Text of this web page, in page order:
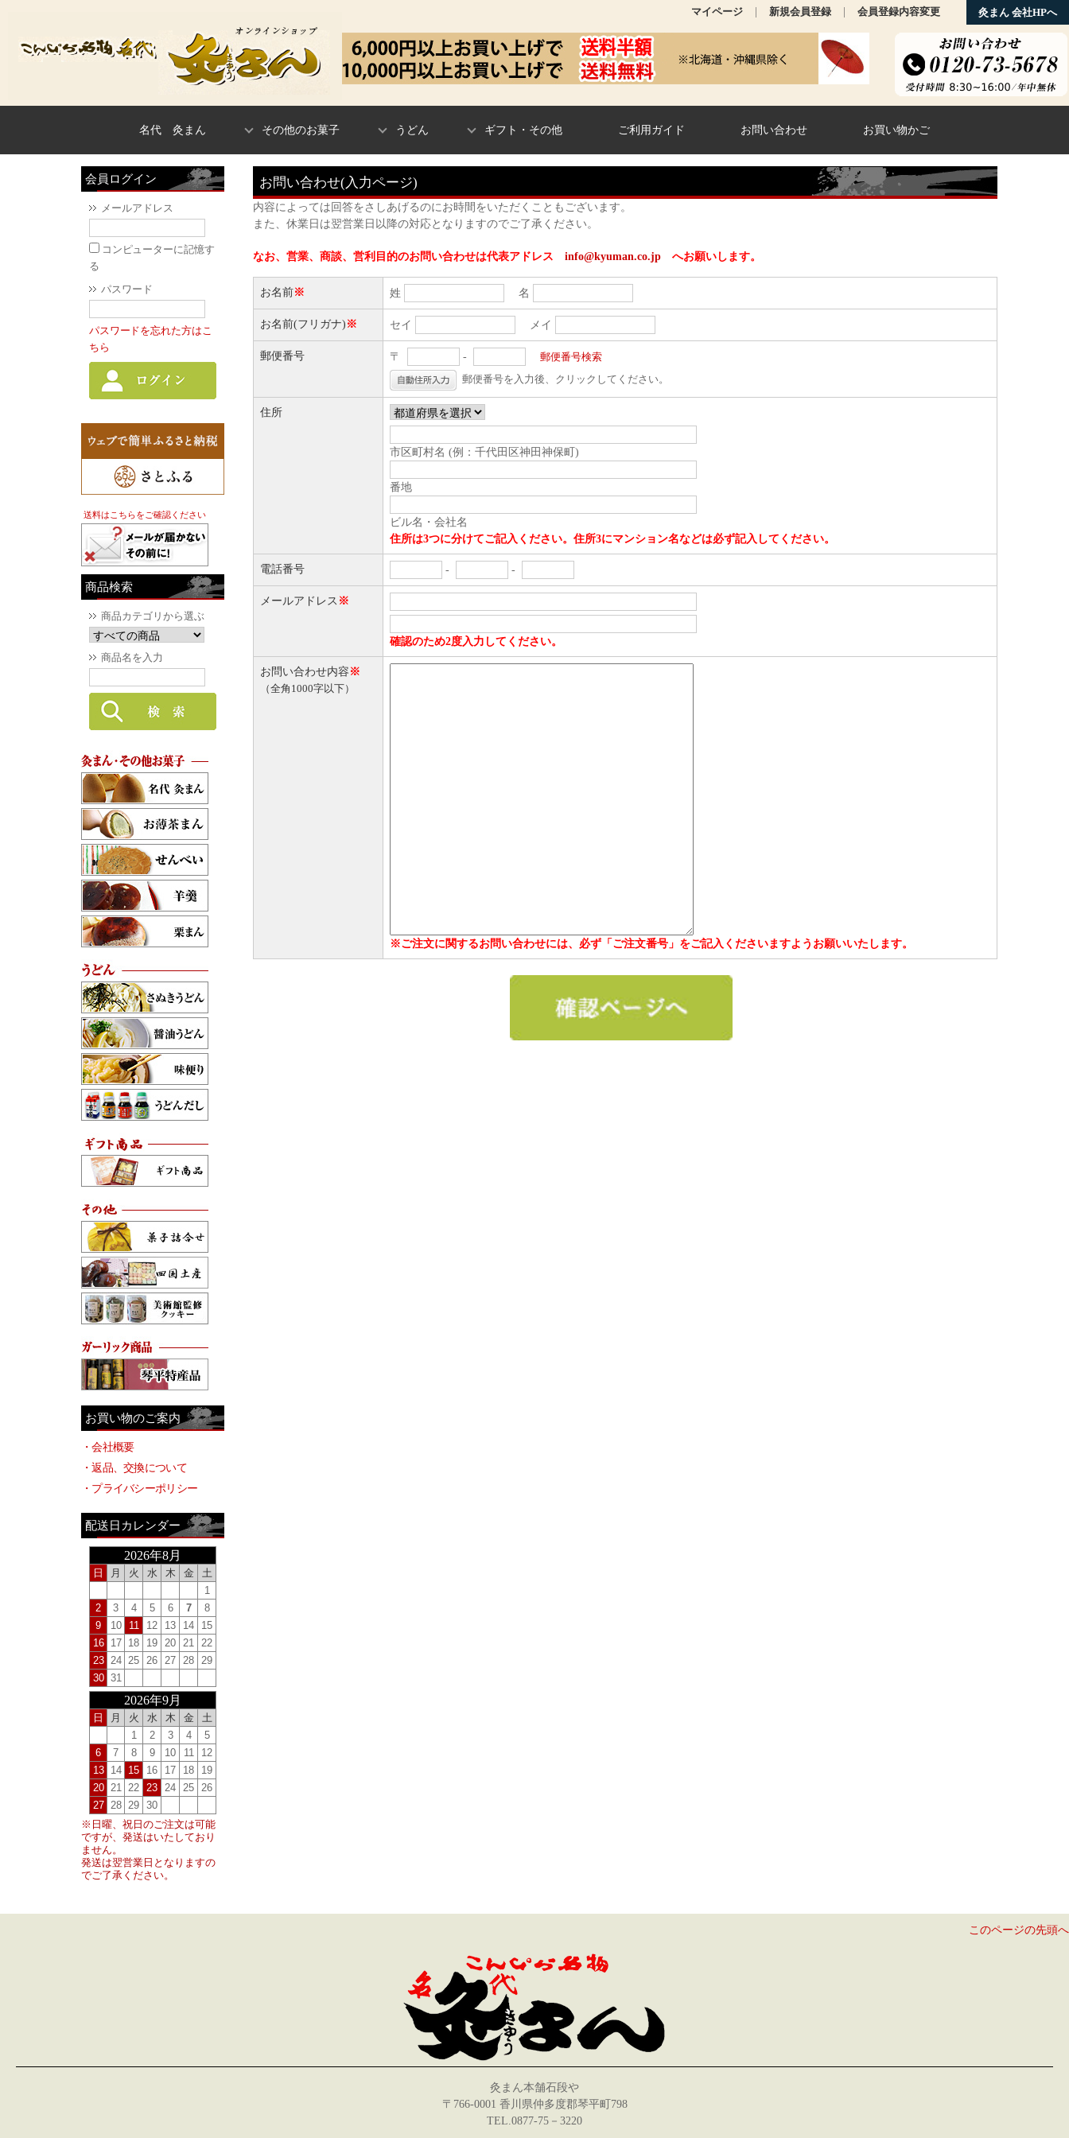
灸まん 会社HPへ
マイページ | 新規会員登録 | 会員登録内容変更
名代 灸まん その他のお菓子 うどん ギフト・その他 ご利用ガイド お問い合わせ お買い物かご
会員ログイン
メールアドレス
コンピューターに記憶す
る
パスワード
パスワードを忘れた方はこ
ちら
送料はこちらをご確認ください
商品検索
商品カテゴリから選ぶ
商品名を入力
お買い物のご案内
・会社概要
・返品、交換について
・プライバシーポリシー
配送日カレンダー
2026年8月
日 月 火 水 木 金
土
1
2
3 4 5 6 7
8
9
10 11 12 13 14
15
16
17 18 19 20 21 22
23 24 25 26 27 28 29
30 31
2026年9月
日 月 火 水 木 金
土
1
2 3 4
5
6
7 8 9 10 11
12
13
14 15 16 17 18
19
20 21 22 23 24 25 26
27 28 29 30
※日曜、祝日のご注文は可能
ですが、発送はいたしており
ません。
発送は翌営業日となりますの
でご了承ください。
お問い合わせ(入力ページ)
内容によっては回答をさしあげるのにお時間をいただくこともございます。
また、休業日は翌営業日以降の対応となりますのでご了承ください。
なお、営業、商談、営利目的のお問い合わせは代表アドレス info@kyuman.co.jp へお願いします。
お名前※ 姓 名
お名前(フリガナ) ※ セイ メイ
郵便番号 〒 -
郵便番号検索
郵便番号を入力後、クリックしてください。
住所
市区町村名 (例：千代田区神田神保町)
番地
ビル名・会社名
住所は3つに分けてご記入ください。住所3にマンション名などは必ず記入してください。
電話番号 - -
メールアドレス ※
確認のため2度入力してください。
お問い合わせ内容 ※
（全角1000字以下）
※ご注文に関するお問い合わせには、必ず「ご注文番号」をご記入くださいますようお願いいたします。
このページの先頭へ
灸まん本舗石段や
〒766-0001 香川県仲多度郡琴平町798
TEL.0877-75－3220